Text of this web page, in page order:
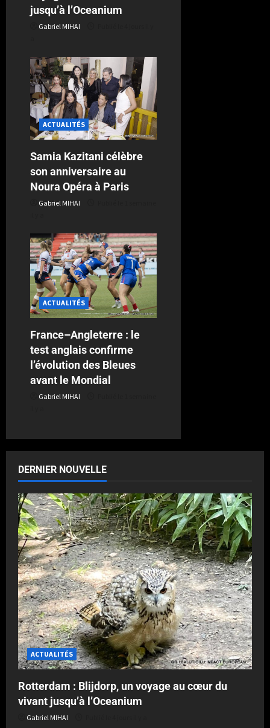
jusqu’à l’Oceanium
Gabriel MIHAI
ACTUALITÉS
Samia Kazitani célèbre
son anniversaire au
Noura Opéra à Paris
Gabriel MIHAI
ACTUALITÉS
France–Angleterre : le
test anglais confirme
l’évolution des Bleues
avant le Mondial
Gabriel MIHAI
DERNIER NOUVELLE
ACTUALITÉS
Rotterdam : Blijdorp, un voyage au cœur du
vivant jusqu’à l’Oceanium
Gabriel MIHAI